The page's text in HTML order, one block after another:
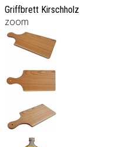
Griffbrett Kirschholz
zoom